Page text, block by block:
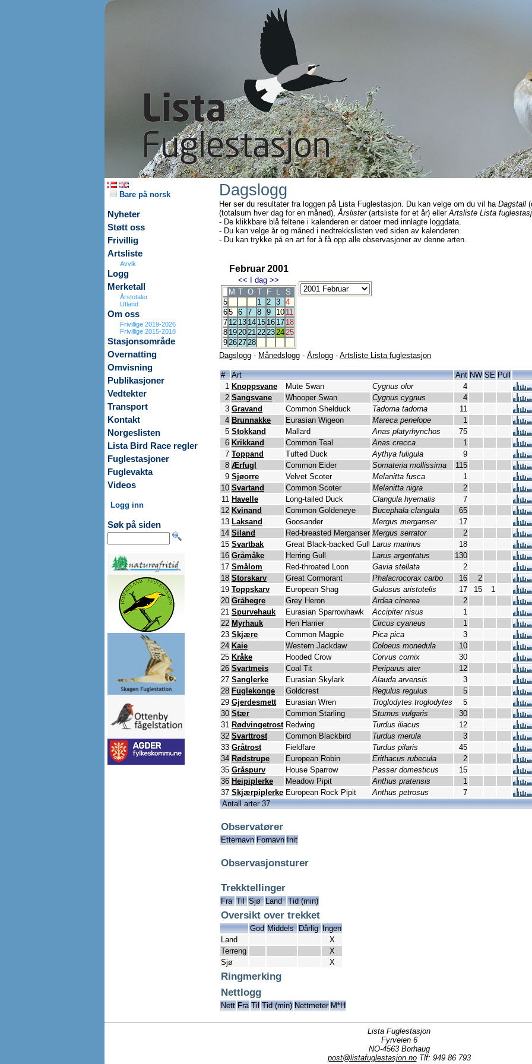
Bare på norsk
Nyheter
Støtt oss
Frivillig
Artsliste
Avvik
Logg
Merketall
Årstotaler
Utland
Om oss
Frivillige 2019-2026
Frivillige 2015-2018
Stasjonsområde
Overnatting
Omvisning
Publikasjoner
Vedtekter
Transport
Kontakt
Norgeslisten
Lista Bird Race regler
Fuglestasjoner
Fuglevakta
Videos
Logg inn
Søk på siden
Dagslogg
Her ser du resultater fra loggen på Lista Fuglestasjon. Du kan velge om du vil ha Dagstall
(totalsum hver dag for en måned),Årslister(artsliste for et år) ellerArtsliste Lista
- De klikkbare blå feltene i kalenderen er datoer med innlagte loggdata.
- Du kan velge år og måned i nedtrekkslisten ved siden av kalenderen.
- Du kan trykke på en art for å få opp alle observasjoner av denne arten.
Februar 2001
<< I dag >>
M T O T F L
S
5
1 2 3 4
65 6 7 8 9 10 11
7 12 13 14 15 16 17 18
8 19202122232425
9262728
Dagslogg - Månedslogg - Årslogg - Artsliste Lista fuglestasjon
# Art Ant NW SE Pull
1 Knoppsvane Mute Swan Cygnus olor
4
2 Sangsvane Whooper Swan Cygnus cygnus
4
3 Gravand Common Shelduck Tadorna tadorna
11
4 Brunnakke Eurasian Wigeon Mareca penelope
1
5 Stokkand Mallard Anas platyrhynchos
75
6 Krikkand Common Teal Anas crecca
1
7 Toppand Tufted Duck Aythya fuligula
9
8 Ærfugl Common Eider Somateria mollissima
115
9 Sjøorre Velvet Scoter Melanitta fusca
1
10 Svartand Common Scoter Melanitta nigra
2
11 Havelle Long-tailed Duck Clangula hyemalis
7
12 Kvinand Common Goldeneye Bucephala clangula
65
13 Laksand Goosander Mergus merganser
17
14 Siland Red-breasted Merganser Mergus serrator
2
15 Svartbak Great Black-backed Gull Larus marinus
18
16 Gråmåke Herring Gull Larus argentatus
130
17 Smålom Red-throated Loon Gavia stellata
2
18 Storskarv Great Cormorant Phalacrocorax carbo 16
2
19 Toppskarv European Shag Gulosus aristotelis 17 15
1
20 Gråhegre Grey Heron Ardea cinerea
2
21 Spurvehauk Eurasian Sparrowhawk Accipiter nisus
1
22 Myrhauk Hen Harrier Circus cyaneus
1
23 Skjære Common Magpie Pica pica
3
24 Kaie Western Jackdaw Coloeus monedula
10
25 Kråke Hooded Crow Corvus cornix
30
26 Svartmeis Coal Tit Periparus ater
12
27 Sanglerke Eurasian Skylark Alauda arvensis
3
28 Fuglekonge Goldcrest Regulus regulus
5
29 Gjerdesmett Eurasian Wren Troglodytes troglodytes
5
30 Stær Common Starling Sturnus vulgaris
30
31 Rødvingetrost Redwing Turdus iliacus
12
32 Svarttrost Common Blackbird Turdus merula
3
33 Gråtrost Fieldfare Turdus pilaris
45
34 Rødstrupe European Robin Erithacus rubecula
2
35 Gråspurv House Sparrow Passer domesticus
15
36 Heipiplerke Meadow Pipit Anthus pratensis
1
37 Skjærpiplerke European Rock Pipit Anthus petrosus
7
Antall arter 37
Observatører
Etternavn Fornavn Init
Observasjonsturer
Trekktellinger
Fra Til Sjø Land Tid (min)
Oversikt over trekket
God Middels Dårlig Ingen
Land
X
Terreng
X
Sjø
X
Ringmerking
Nettlogg
Nett Fra Til Tid (min) Nettmeter M*H
Lista Fuglestasjon
Fyrveien 6
NO-4563 Borhaug
post@listafuglestasjon.noTlf: 949 86 793